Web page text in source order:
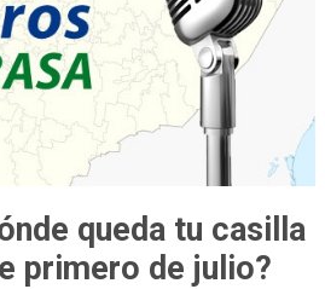
queda tu casilla
primero de julio?